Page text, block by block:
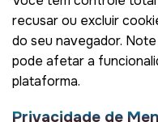
recusar ou excluir
do seu navegador.
pode afetar a
plataforma.
Privacidade de